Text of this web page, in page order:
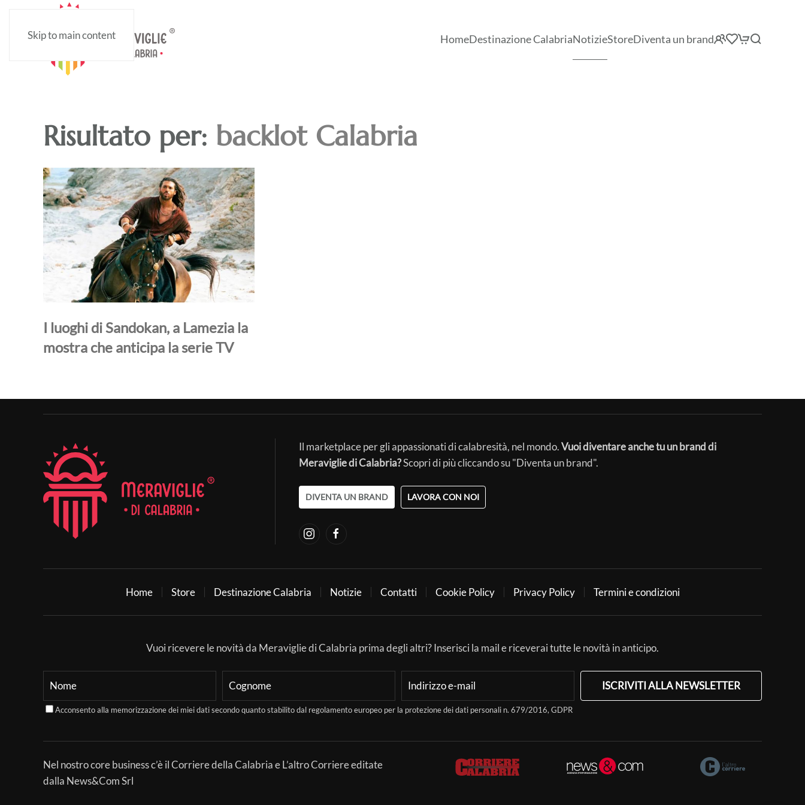
Skip to main content HomeDestinazione CalabriaNotizieStoreDiventa un brand
Risultato per: backlot Calabria
I luoghi di Sandokan, a Lamezia la
mostra che anticipa la serie TV
Il marketplace per gli appassionati di calabresità, nel mondo.Vuoi diventare anche tu un brand di
Meraviglie di Calabria?Scopri di più cliccando su "Diventa un brand".
DIVENTA UN BRAND LAVORA CON NOI
Home Store Destinazione Calabria Notizie Contatti Cookie Policy Privacy Policy Termini e condizioni
Vuoi ricevere le novità da Meraviglie di Calabria prima degli altri? Inserisci la mail e riceverai tutte le novità in anticipo.
ISCRIVITI ALLA NEWSLETTER
Acconsento alla memorizzazione dei miei dati secondo quanto stabilito dal regolamento europeo per la protezione dei dati personali n. 679/2016, GDPR
Nel nostro core business c’è il Corriere della Calabria e L’altro Corriere editate
dalla News&Com Srl